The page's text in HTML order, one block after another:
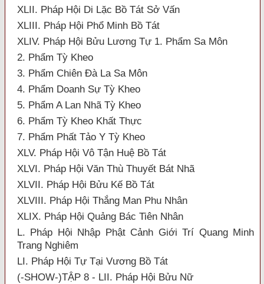
XLII. Pháp Hội Di Lặc Bồ Tát Sở Vấn
XLIII. Pháp Hội Phổ Minh Bồ Tát
XLIV. Pháp Hội Bửu Lương Tự 1. Phẩm Sa Môn
2. Phẩm Tỳ Kheo
3. Phẩm Chiên Đà La Sa Môn
4. Phẩm Doanh Sự Tỳ Kheo
5. Phẩm A Lan Nhã Tỳ Kheo
6. Phẩm Tỳ Kheo Khất Thực
7. Phẩm Phất Tảo Y Tỳ Kheo
XLV. Pháp Hội Vô Tận Huệ Bồ Tát
XLVI. Pháp Hội Văn Thù Thuyết Bát Nhã
XLVII. Pháp Hội Bửu Kế Bồ Tát
XLVIII. Pháp Hội Thắng Man Phu Nhân
XLIX. Pháp Hội Quảng Bác Tiên Nhân
L. Pháp Hội Nhập Phật Cảnh Giới Trí Quang Minh
Trang Nghiêm
LI. Pháp Hội Tự Tại Vương Bồ Tát
(-SHOW-)TẬP 8 - LII. Pháp Hội Bửu Nữ